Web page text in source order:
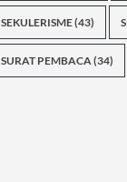
SEKULERISME(43)
SURAT PEMBACA(34)